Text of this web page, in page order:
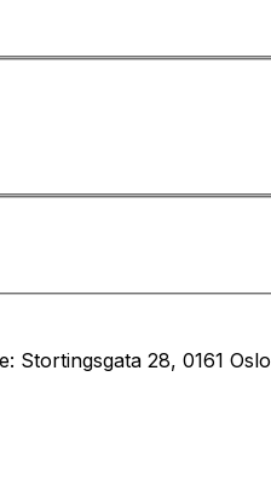
Stortingsgata 28, 0161 Oslo